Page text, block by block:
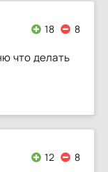
18 8
что делать
12 8